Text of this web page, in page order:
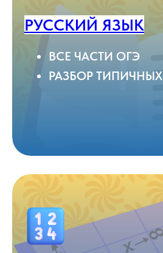
РУССКИЙ ЯЗЫК
ВСЕ ЧАСТИ ОГЭ
РАЗБОР